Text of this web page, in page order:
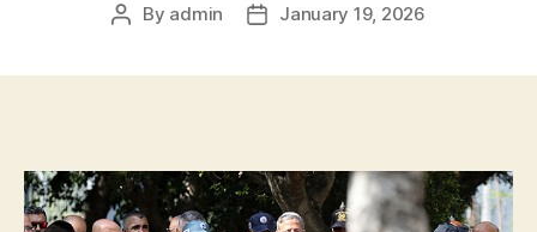
Post
By admin
PostJanuary 19, 2026